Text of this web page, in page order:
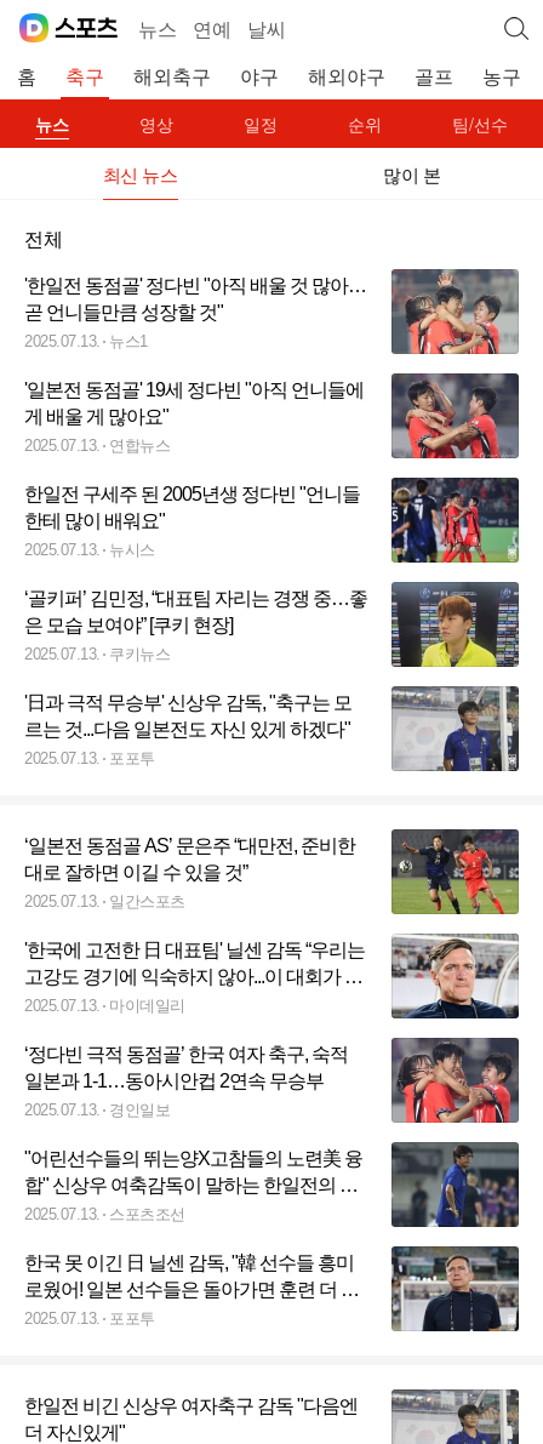
뉴스 연예 날씨
홈 축구 해외축구 야구 해외야구 골프 농구
뉴스 영상 일정 순위 팀/선수
최신 뉴스 많이 본
전체
'한일전 동점골' 정다빈 "아직 배울 것 많아…
곧 언니들만큼 성장할 것"
2025.07.13. 뉴스1
'일본전 동점골' 19세 정다빈 "아직 언니들에
게 배울 게 많아요"
2025.07.13. 연합뉴스
한일전 구세주 된 2005년생 정다빈 "언니들
한테 많이 배워요"
2025.07.13. 뉴시스
‘골키퍼’ 김민정, “대표팀 자리는 경쟁 중…좋
은 모습 보여야” [쿠키 현장]
2025.07.13. 쿠키뉴스
'日과 극적 무승부' 신상우 감독, "축구는 모
르는 것...다음 일본전도 자신 있게 하겠다"
2025.07.13. 포포투
‘일본전 동점골 AS’ 문은주 “대만전, 준비한
대로 잘하면 이길 수 있을 것”
2025.07.13. 일간스포츠
'한국에 고전한 日 대표팀' 닐센 감독 “우리는
고강도 경기에 익숙하지 않아...이 대회가 가
치 있는 이유” [MD현장]
2025.07.13. 마이데일리
‘정다빈 극적 동점골’ 한국 여자 축구, 숙적
일본과 1-1…동아시안컵 2연속 무승부
2025.07.13. 경인일보
"어린선수들의 뛰는양X고참들의 노련美 융
합" 신상우 여축감독이 말하는 한일전의 뿌
듯한 성과[동아시안컵 한일전 일문일답 전
2025.07.13. 스포츠조선
한국 못 이긴 日 닐센 감독, "韓 선수들 흥미
로웠어! 일본 선수들은 돌아가면 훈련 더 해
야될 것"
2025.07.13. 포포투
한일전 비긴 신상우 여자축구 감독 "다음엔
더 자신있게"